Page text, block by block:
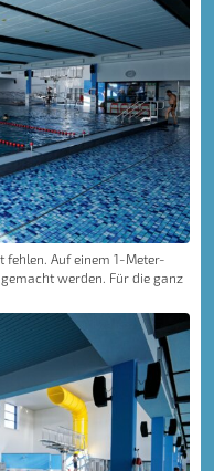
Auf einem 1-Meter-
werden. Für die ganz